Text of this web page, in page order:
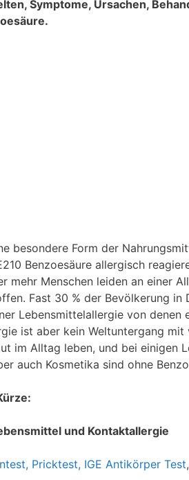
Symptome, Ursachen,
besondere Form der
Benzoesäure allergisch
mehr Menschen leiden an einer
Fast 30 % der Bevölkerung
Lebensmittelallergie von denen
ist aber kein Weltuntergang
im Alltag leben, und bei einigen
auch Kosmetika sind ohne
und Kontaktallergie
Pricktest, IGE Antikörper Test